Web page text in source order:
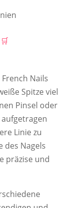
Nails
Spitze viel
Pinsel oder
Linie zu
des Nagels
präzise und